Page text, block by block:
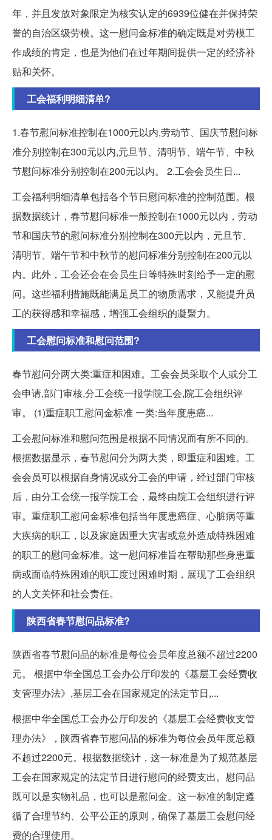
年，并且发放对象限定为核实认定的6939位健在并保持荣
誉的自治区级劳模。这一慰问金标准的确定既是对劳模工
作成绩的肯定，也是为他们在过年期间提供一定的经济补
贴和关怀。
工会福利明细清单?
1.春节慰问标准控制在1000元以内,劳动节、国庆节慰问标
准分别控制在300元以内,元旦节、清明节、端午节、中秋
节慰问标准分别控制在200元以内。 2.工会会员生日...
工会福利明细清单包括各个节日慰问标准的控制范围。根
据数据统计，春节慰问标准一般控制在1000元以内，劳动
节和国庆节的慰问标准分别控制在300元以内，元旦节、
清明节、端午节和中秋节的慰问标准分别控制在200元以
内。此外，工会还会在会员生日等特殊时刻给予一定的慰
问。这些福利措施既能满足员工的物质需求，又能提升员
工的获得感和幸福感，增强工会组织的凝聚力。
工会慰问标准和慰问范围?
春节慰问分两大类:重症和困难。工会会员采取个人或分工
会申请,部门审核,分工会统一报学院工会,院工会组织评
审。 (1)重症职工慰问金标准 一类:当年度患癌...
工会慰问标准和慰问范围是根据不同情况而有所不同的。
根据数据显示，春节慰问分为两大类，即重症和困难。工
会会员可以根据自身情况或分工会的申请，经过部门审核
后，由分工会统一报学院工会，最终由院工会组织进行评
审。重症职工慰问金标准包括当年度患癌症、心脏病等重
大疾病的职工，以及家庭因重大灾害或意外造成特殊困难
的职工的慰问金标准。这一慰问标准旨在帮助那些身患重
病或面临特殊困难的职工度过困难时期，展现了工会组织
的人文关怀和社会责任。
陕西省春节慰问品标准?
陕西省春节慰问品的标准是每位会员年度总额不超过2200
元。 根据中华全国总工会办公厅印发的《基层工会经费收
支管理办法》,基层工会在国家规定的法定节日,...
根据中华全国总工会办公厅印发的《基层工会经费收支管
理办法》，陕西省春节慰问品的标准为每位会员年度总额
不超过2200元。根据数据统计，这一标准是为了规范基层
工会在国家规定的法定节日进行慰问的经费支出。慰问品
既可以是实物礼品，也可以是慰问金。这一标准的制定遵
循了合理节约、公平公正的原则，确保了基层工会慰问经
费的合理使用。